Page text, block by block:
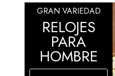
GRAN VARIEDAD
RELOJES
PARA
HOMBRE